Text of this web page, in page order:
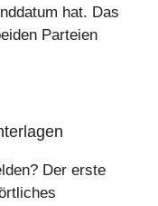
hat. Das
Parteien
Der erste